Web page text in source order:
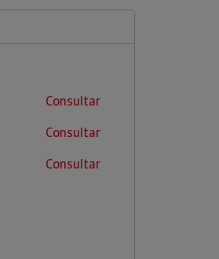
Consultar
Consultar
Consultar